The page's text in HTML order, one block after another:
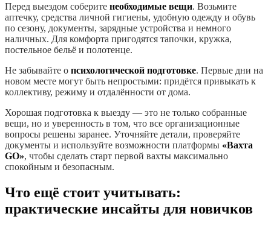
Перед выездом соберите необходимые вещи. Возьмите
аптечку, средства личной гигиены, удобную одежду и обувь
по сезону, документы, зарядные устройства и немного
наличных. Для комфорта пригодятся тапочки, кружка,
постельное бельё и полотенце.
Не забывайте о психологической подготовке. Первые дни на
новом месте могут быть непростыми: придётся привыкать к
коллективу, режиму и отдалённости от дома.
Хорошая подготовка к выезду — это не только собранные
вещи, но и уверенность в том, что все организационные
вопросы решены заранее. Уточняйте детали, проверяйте
документы и используйте возможности платформы «Вахта
GO», чтобы сделать старт первой вахты максимально
спокойным и безопасным.
Что ещё стоит учитывать:
практические инсайты для новичков